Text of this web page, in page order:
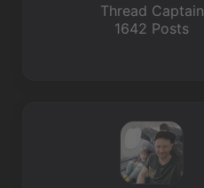
Thread Captain
1642 Posts